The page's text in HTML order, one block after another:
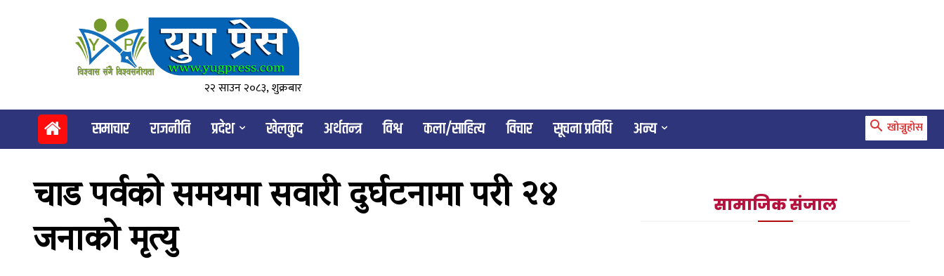
२२ साउन २०८३, शुक्रबार
समाचार राजनीति प्रदेश खेलकुद अर्थतन्त्र विश्व कला/साहित्य विचार सूचना प्रविधि अन्य खोज्नुहोस
चाड पर्वको समयमा सवारी दुर्घटनामा परी २४
जनाको मृत्यु
सामाजिक संजाल